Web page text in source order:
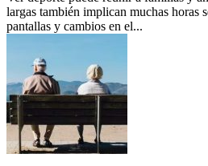
largas también implican muchas horas
pantallas y cambios en el...